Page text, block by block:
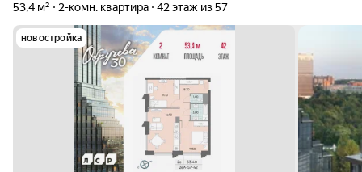
53,4 м²
2-комн. квартира 42 этаж из 57
новостройка